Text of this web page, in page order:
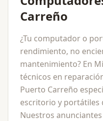
Carreño
¿Tu computador o
rendimiento, no
mantenimiento? En
técnicos en
Puerto Carreño
escritorio y portátiles
Nuestros